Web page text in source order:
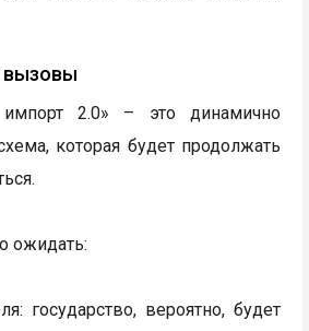
вызовы
импорт 2.0» – это динамично
которая будет продолжать
ожидать:
государство, вероятно, будет